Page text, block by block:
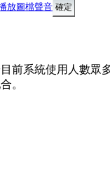
放圖檔聲音
前系統使用人數眾
。